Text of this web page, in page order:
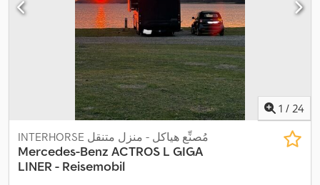
أمامية إضافية, مصفوفة شمسية, مطبخ على متن المركبة, مظلة, نظام
الملاحة, نظام منع التشغيل, ونش كابل
1 / 24
INTERHORSE مُصنِّع هياكل - منزل متنقل
Mercedes-Benz ACTROS L GIGA
LINER - Reisemobil